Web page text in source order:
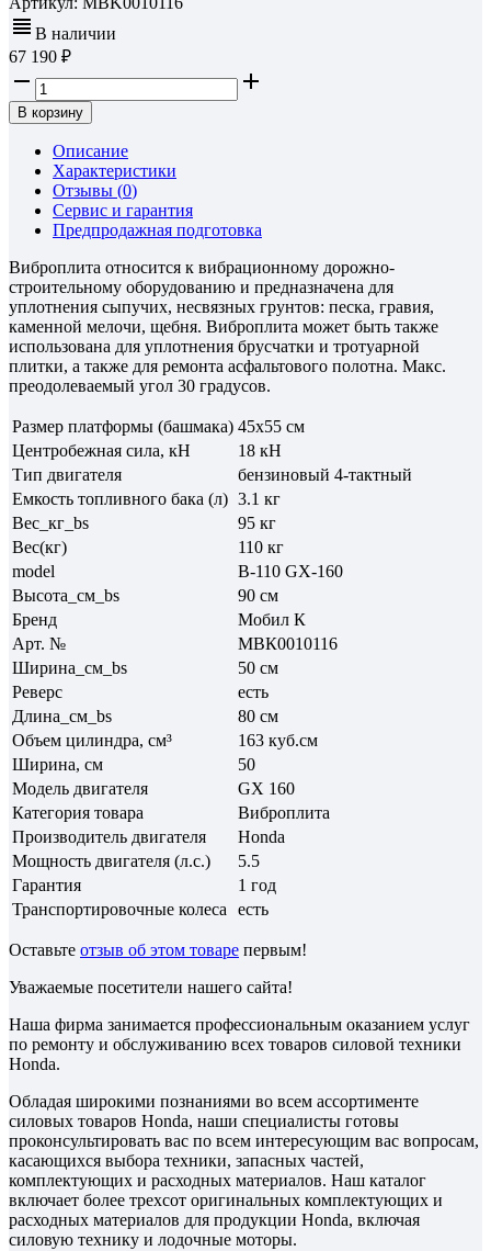
В наличии
67 190
В корзину
Описание
Характеристики
Отзывы (0)
Сервис и гарантия
Предпродажная подготовка
Виброплита относится к вибрационному дорожно-
строительному оборудованию и предназначена для
уплотнения сыпучих, несвязных грунтов: песка, гравия,
каменной мелочи, щебня. Виброплита может быть также
использована для уплотнения брусчатки и тротуарной
плитки, а также для ремонта асфальтового полотна. Макс.
преодолеваемый угол 30 градусов.
Размер платформы (башмака) 45х55 см
Центробежная сила, кН
18 кН
Тип двигателя
бензиновый 4-тактный
Емкость топливного бака (л) 3.1 кг
Вес_кг_bs
95 кг
Вес(кг)
110 кг
model
В-110 GX-160
Высота_см_bs
90 см
Бренд
Мобил К
Арт. №
МВК0010116
Ширина_см_bs
50 см
Реверс
есть
Длина_см_bs
80 см
Объем цилиндра, см³
163 куб.см
Ширина, см
50
Модель двигателя
GX 160
Категория товара
Виброплита
Производитель двигателя
Honda
Мощность двигателя (л.с.)
5.5
Гарантия
1 год
Транспортировочные колеса
есть
Оставьте отзыв об этом товаре первым!
Уважаемые посетители нашего сайта!
Наша фирма занимается профессиональным оказанием услуг
по ремонту и обслуживанию всех товаров силовой техники
Honda.
Обладая широкими познаниями во всем ассортименте
силовых товаров Honda, наши специалисты готовы
проконсультировать вас по всем интересующим вас вопросам,
касающихся выбора техники, запасных частей,
комплектующих и расходных материалов. Наш каталог
включает более трехсот оригинальных комплектующих и
расходных материалов для продукции Honda, включая
силовую технику и лодочные моторы.